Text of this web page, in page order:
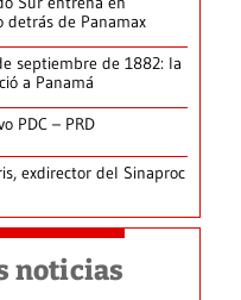
detrás de Panamax
septiembre de 1882: la
a Panamá
PDC – PRD
exdirector del Sinaproc
noticias